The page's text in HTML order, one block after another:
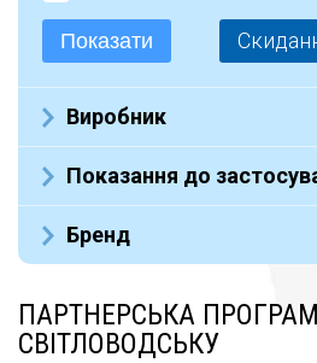
Показати
Виробник
Не указан (19)
Показання до
Бренд
ПАРТНЕРСЬКА
СВІТЛОВОДСЬКУ